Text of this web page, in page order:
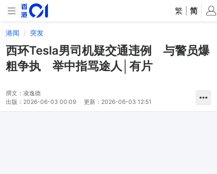
繁 简
港闻 突发
西环Tesla男司机疑交通违例 与警员爆
粗争执 举中指骂途人│有片
撰文： 凌逸德
出版： 2026-06-03 00:09 更新： 2026-06-03 12:51